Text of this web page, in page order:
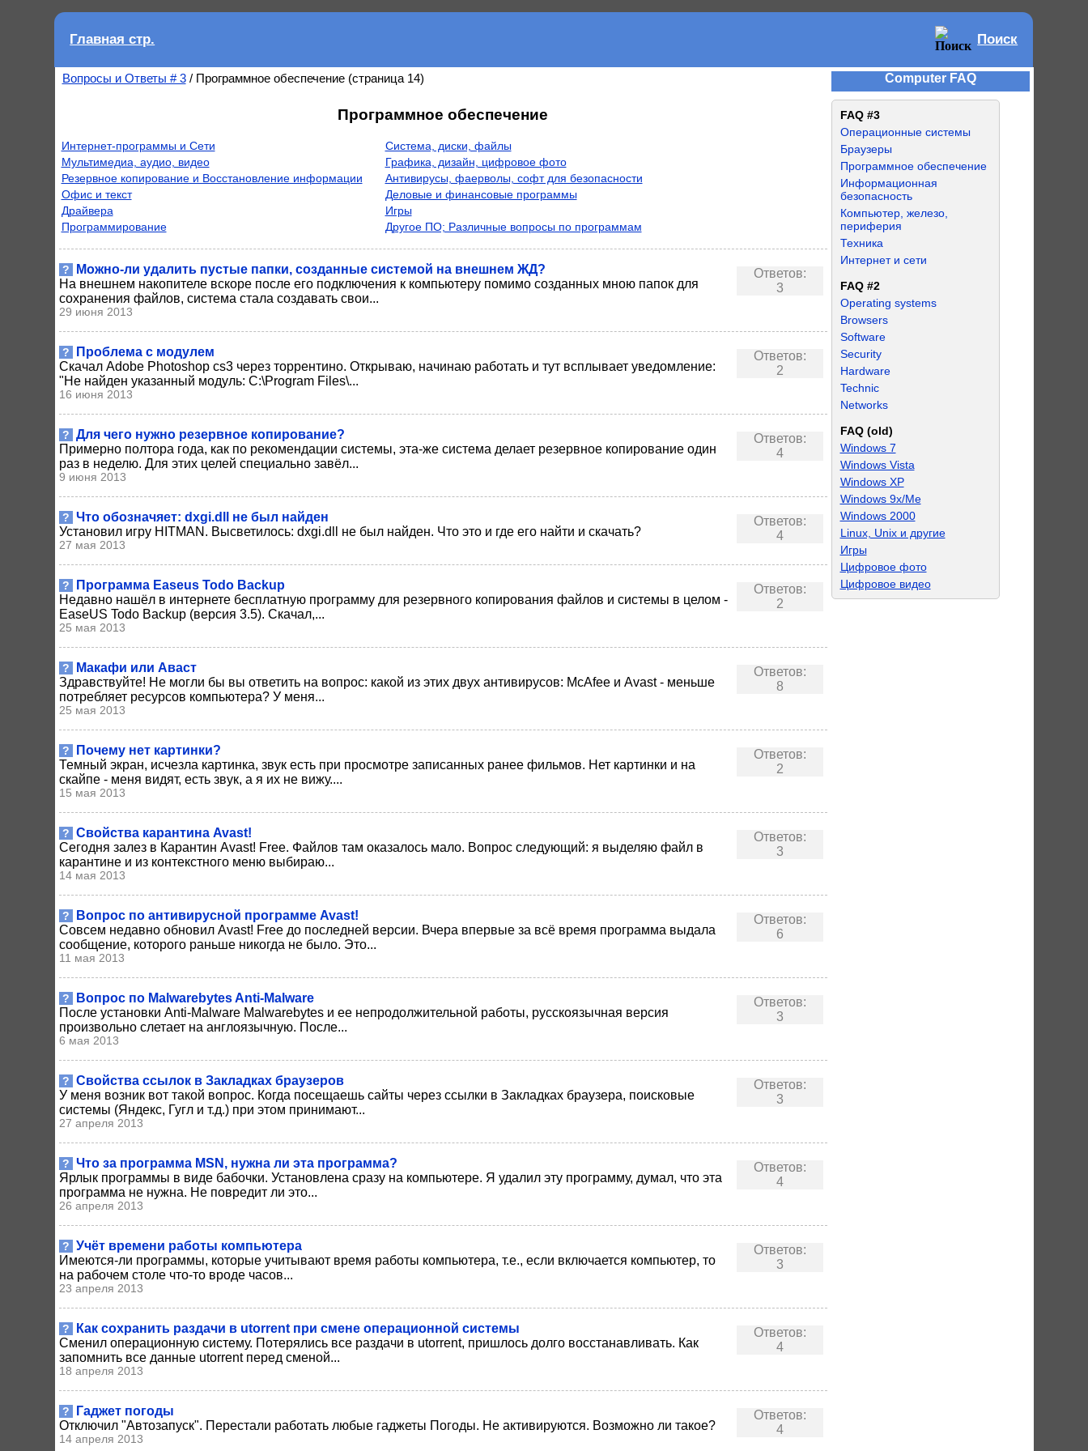
Главная стр. Поиск
Вопросы и Ответы # 3/ Программное обеспечение (страница 14)
Программное обеспечение
Интернет-программы и Сети
Система, диски, файлы
Мультимедиа, аудио, видео
Графика, дизайн, цифровое фото
Резервное копирование и Восстановление информации
Антивирусы, фаерволы, софт для безопасности
Офис и текст
Деловые и финансовые программы
Драйвера
Игры
Программирование
Другое ПО; Различные вопросы по программам
Ответов:
3
?
Можно-ли удалить пустые папки, созданные системой на внешнем ЖД?
На внешнем накопителе вскоре после его подключения к компьютеру помимо созданных мною папок для
сохранения файлов, система стала создавать свои...
29 июня 2013
Ответов:
2
?
Проблема с модулем
Скачал Adobe Photoshop cs3 через торрентино. Открываю, начинаю работать и тут всплывает уведомление:
"Не найден указанный модуль: C:\Program Files\...
16 июня 2013
Ответов:
4
? Для чего нужно резервное копирование?
Примерно полтора года, как по рекомендации системы, эта-же система делает резервное копирование один
раз в неделю. Для этих целей специально завёл...
9 июня 2013
Ответов:
4
? Что обозначяет: dxgi.dll не был найден
Установил игру HITMAN. Высветилось: dxgi.dll не был найден. Что это и где его найти и скачать?
27 мая 2013
Ответов:
2
?
Программа Easeus Todo Backup
Недавно нашёл в интернете бесплатную программу для резервного копирования файлов и системы в целом -
EaseUS Todo Backup (версия 3.5). Скачал,...
25 мая 2013
Ответов:
8
?
Макафи или Аваст
Здравствуйте! Не могли бы вы ответить на вопрос: какой из этих двух антивирусов: McAfee и Avast - меньше
потребляет ресурсов компьютера? У меня...
25 мая 2013
Ответов:
2
?
Почему нет картинки?
Темный экран, исчезла картинка, звук есть при просмотре записанных ранее фильмов. Нет картинки и на
скайпе - меня видят, есть звук, а я их не вижу....
15 мая 2013
Ответов:
3
? Свойства карантина Avast!
Сегодня залез в Карантин Avast! Free. Файлов там оказалось мало. Вопрос следующий: я выделяю файл в
карантине и из контекстного меню выбираю...
14 мая 2013
Ответов:
6
?
Вопрос по антивирусной программе Avast!
Совсем недавно обновил Avast! Free до последней версии. Вчера впервые за всё время программа выдала
сообщение, которого раньше никогда не было. Это...
11 мая 2013
Ответов:
3
?
Вопрос по Malwarebytes Anti-Malware
После установки Anti-Malware Malwarebytes и ее непродолжительной работы, русскоязычная версия
произвольно слетает на англоязычную. После...
6 мая 2013
Ответов:
3
? Свойства ссылок в Закладках браузеров
У меня возник вот такой вопрос. Когда посещаешь сайты через ссылки в Закладках браузера, поисковые
системы (Яндекс, Гугл и т.д.) при этом принимают...
27 апреля 2013
Ответов:
4
? Что за программа MSN, нужна ли эта программа?
Ярлык программы в виде бабочки. Установлена сразу на компьютере. Я удалил эту программу, думал, что эта
программа не нужна. Не повредит ли это...
26 апреля 2013
Ответов:
3
? Учёт времени работы компьютера
Имеются-ли программы, которые учитывают время работы компьютера, т.е., если включается компьютер, то
на рабочем столе что-то вроде часов...
23 апреля 2013
Ответов:
4
?
Как сохранить раздачи в utorrent при смене операционной системы
Сменил операционную систему. Потерялись все раздачи в utorrent, пришлось долго восстанавливать. Как
запомнить все данные utorrent перед сменой...
18 апреля 2013
Ответов:
4
?
Гаджет погоды
Отключил "Автозапуск". Перестали работать любые гаджеты Погоды. Не активируются. Возможно ли такое?
14 апреля 2013
Computer FAQ
FAQ #3
Операционные системы
Браузеры
Программное обеспечение
Информационная
безопасность
Компьютер, железо,
периферия
Техника
Интернет и сети
FAQ #2
Operating systems
Browsers
Software
Security
Hardware
Technic
Networks
FAQ (old)
Windows 7
Windows Vista
Windows XP
Windows 9x/Me
Windows 2000
Linux, Unix и другие
Игры
Цифровое фото
Цифровое видео